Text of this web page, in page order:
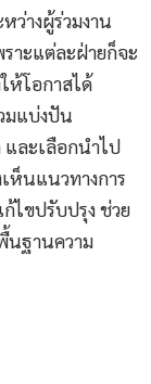
างผู้ร่วมงาน
ราะแต่ละฝ่ายก็จะ
ห้โอกาสได้
มแบ่งปัน
ละเลือกนำไป
ห็นแนวทางการ
ไขปรับปรุง ช่วย
นฐานความ